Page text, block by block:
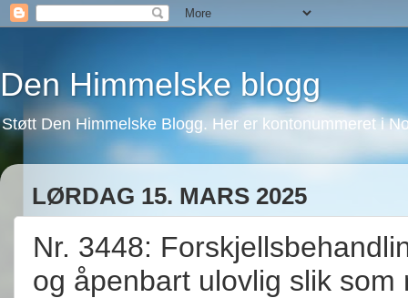
Den Himmelske blogg
Støtt Den Himmelske Blogg. Her er kontonummeret i
LØRDAG 15. MARS 2025
Nr. 3448:
og åpenbart ulovlig slik